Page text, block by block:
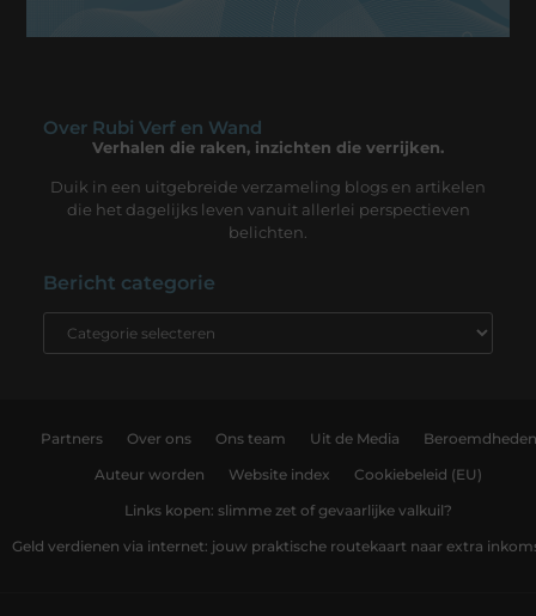
Over Rubi Verf en Wand
Verhalen die raken, inzichten die verrijken.
Duik in een uitgebreide verzameling blogs en artikelen
die het dagelijks leven vanuit allerlei perspectieven
belichten.
Bericht categorie
Partners Over ons Ons team Uit de Media Beroemdheden
Auteur worden Website index Cookiebeleid (EU)
Links kopen: slimme zet of gevaarlijke valkuil?
Geld verdienen via internet: jouw praktische routekaart naar extra